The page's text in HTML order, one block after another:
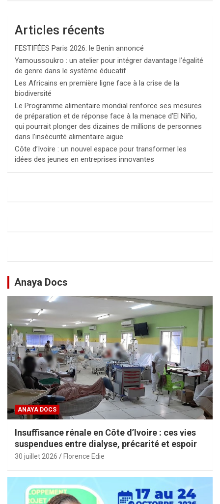
Articles récents
FESTIFÉES Paris 2026: le Benin annoncé
Yamoussoukro : un atelier pour intégrer davantage l’égalité
de genre dans le système éducatif
Les Africains en première ligne face à la crise de la
biodiversité
Le Programme alimentaire mondial renforce ses mesures
de préparation et de réponse face à la menace d’El Niño,
qui pourrait plonger des dizaines de millions de personnes
dans l’insécurité alimentaire aiguë
Côte d’Ivoire : un nouvel espace pour transformer les
idées des jeunes en entreprises innovantes
Anaya Docs
ANAYA DOCS
Insuffisance rénale en Côte d’Ivoire : ces vies
suspendues entre dialyse, précarité et espoir
30 juillet 2026 Florence Edie